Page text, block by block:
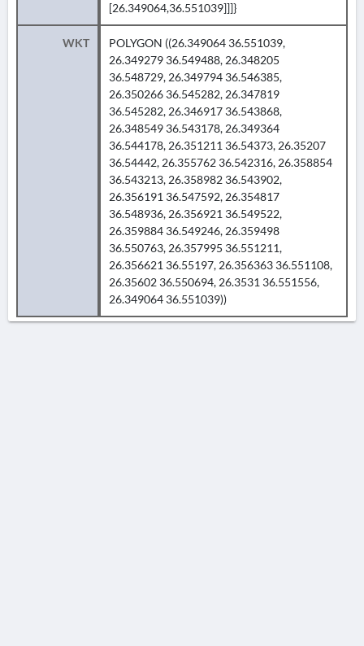
[26.349064,36.551039]]]}
WKT
POLYGON ((26.349064 36.551039,
26.349279 36.549488, 26.348205
36.548729, 26.349794 36.546385,
26.350266 36.545282, 26.347819
36.545282, 26.346917 36.543868,
26.348549 36.543178, 26.349364
36.544178, 26.351211 36.54373, 26.35207
36.54442, 26.355762 36.542316, 26.358854
36.543213, 26.358982 36.543902,
26.356191 36.547592, 26.354817
36.548936, 26.356921 36.549522,
26.359884 36.549246, 26.359498
36.550763, 26.357995 36.551211,
26.356621 36.55197, 26.356363 36.551108,
26.35602 36.550694, 26.3531 36.551556,
26.349064 36.551039))